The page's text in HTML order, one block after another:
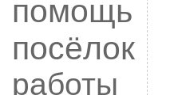
помощь
посёлок
работы